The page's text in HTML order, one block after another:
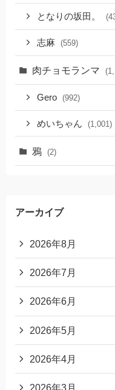
となりの坂田。
志麻 (559)
肉チョモランマ
Gero (992)
めいちゃん (1,001)
鴉 (2)
アーカイブ
2026年8月
2026年7月
2026年6月
2026年5月
2026年4月
2026年3月